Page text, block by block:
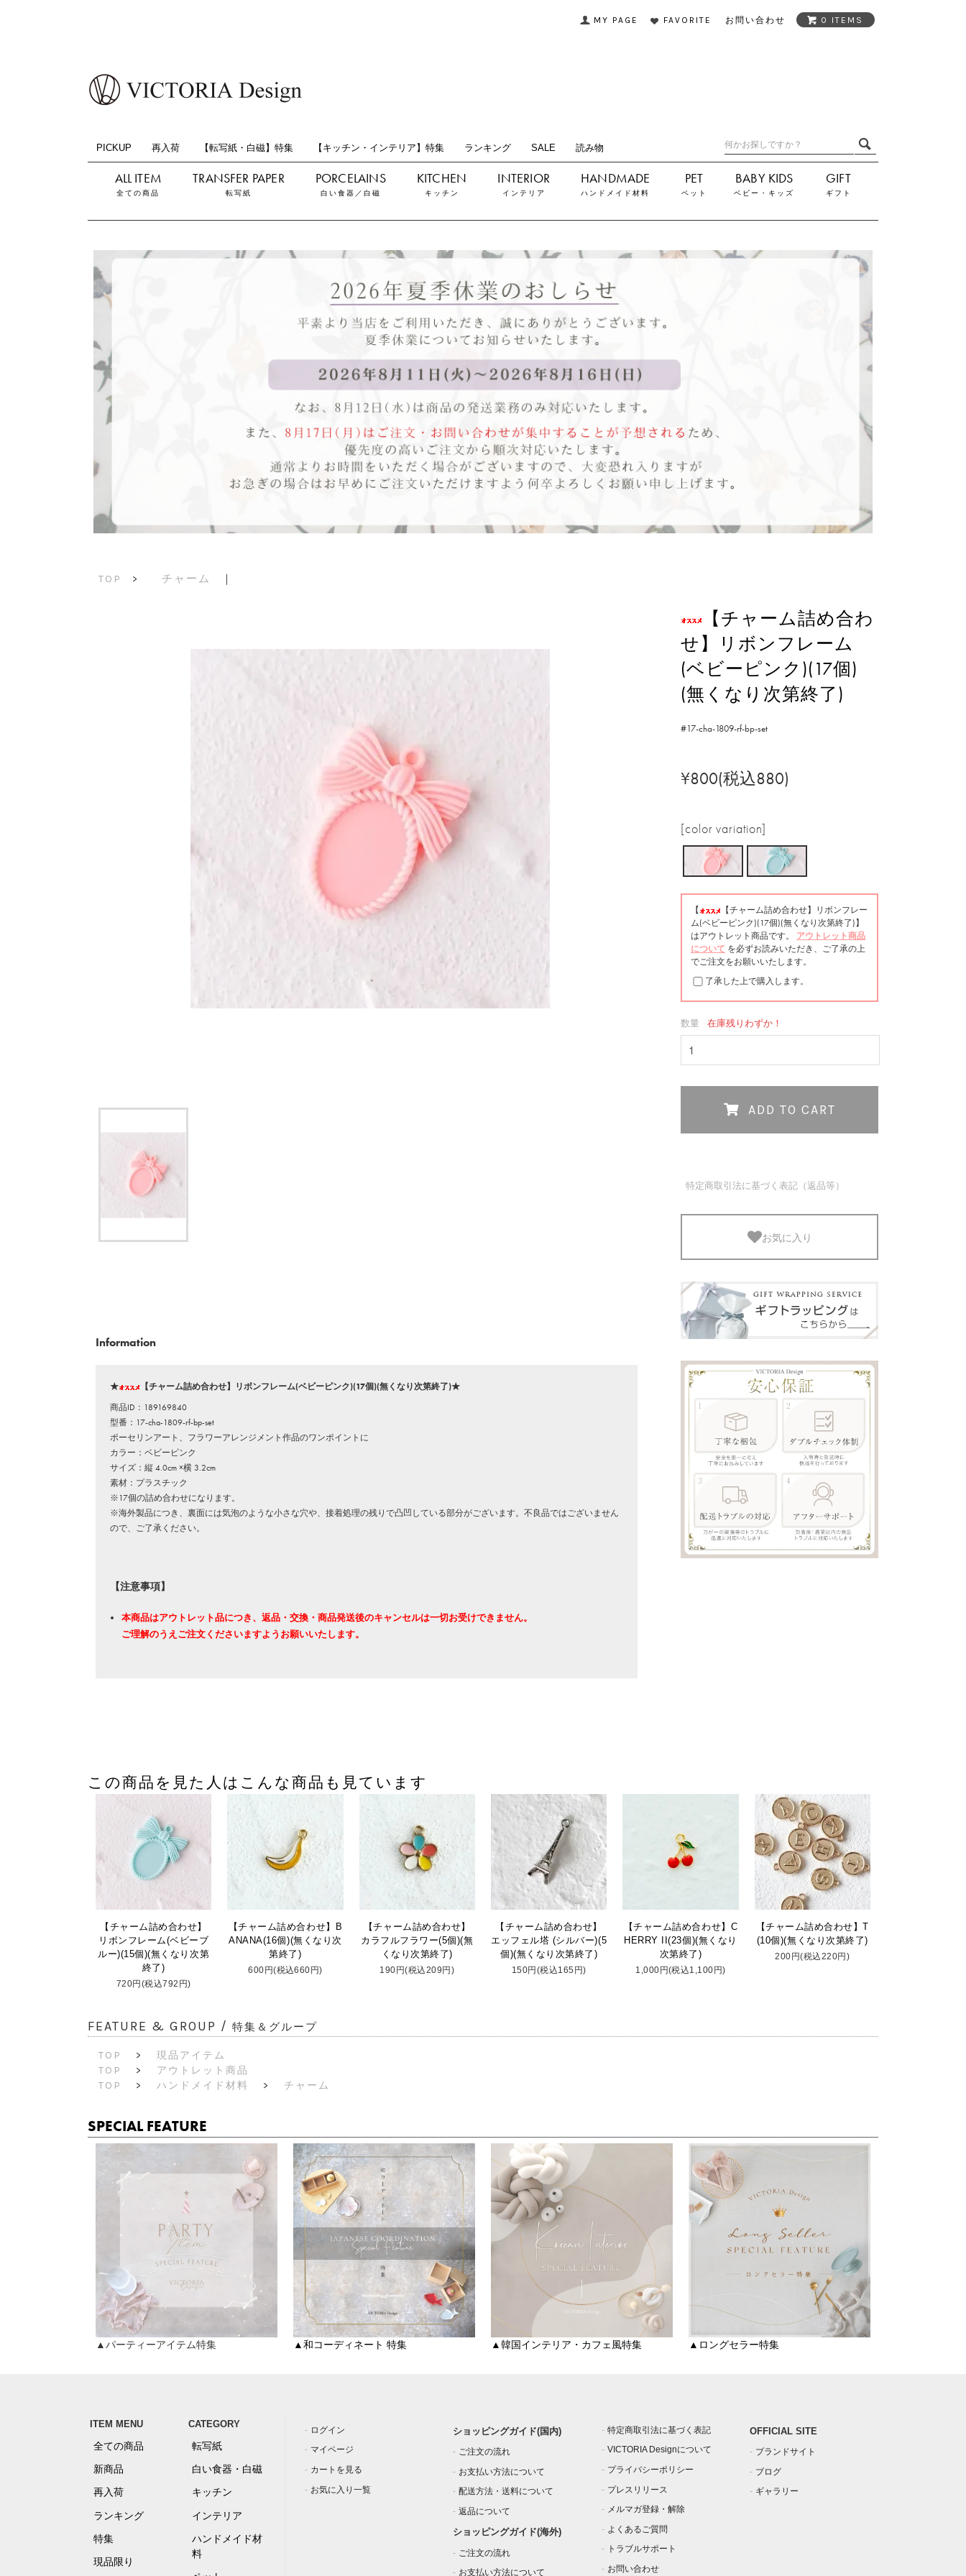
MY PAGE FAVORITE お問い合わせ 0 ITEMS
PICKUP 再入荷 【転写紙・白磁】特集 【キッチン・インテリア】特集 ランキング SALE 読み物
全ての商品 転写紙 白い食器／白磁 キッチン インテリア ハンドメイド材料 ペット ベビー・キッズ ギフト
TOP > チャーム ｜
Information
★
【チャーム詰め合わせ】リボンフレーム(ベビーピンク)(17個)(無くなり次第終了)★
商品ID：189169840
型番：17-cha-1809-rf-bp-set
ポーセリンアート、フラワーアレンジメント作品のワンポイントに
カラー：ベビーピンク
サイズ：縦 4.0cm ×横 3.2cm
素材：プラスチック
※17個の詰め合わせになります。
※海外製品につき、裏面には気泡のような小さな穴や、接着処理の残りで凸凹している部分がございます。不良品ではございません
ので、ご了承ください。
【注意事項】
本商品はアウトレット品につき、返品・交換・商品発送後のキャンセルは一切お受けできません。
ご理解のうえご注文くださいますようお願いいたします。
【チャーム詰め合わ
せ】リボンフレーム
(ベビーピンク)(17個)
(無くなり次第終了)
#17-cha-1809-rf-bp-set
¥800(税込880)
[color variation]
【
【チャーム詰め合わせ】リボンフレー
ム(ベビーピンク)(17個)(無くなり次第終了)】
はアウトレット商品です。 アウトレット商品
について を必ずお読みいただき、ご了承の上
でご注文をお願いいたします。
了承した上で購入します。
数量 在庫残りわずか！
ADD TO CART
特定商取引法に基づく表記（返品等）
お気に入り
この商品を見た人はこんな商品も見ています
【チャーム詰め合わせ】
リボンフレーム(ベビーブ
ルー)(15個)(無くなり次第
終了)
720円(税込792円)
【チャーム詰め合わせ】B
ANANA(16個)(無くなり次
第終了)
600円(税込660円)
【チャーム詰め合わせ】
カラフルフラワー(5個)(無
くなり次第終了)
190円(税込209円)
【チャーム詰め合わせ】
エッフェル塔 (シルバー)(5
個)(無くなり次第終了)
150円(税込165円)
【チャーム詰め合わせ】C
HERRY II(23個)(無くなり
次第終了)
1,000円(税込1,100円)
【チャーム詰め合わせ】T
(10個)(無くなり次第終了)
200円(税込220円)
FEATURE & GROUP / 特集＆グループ
TOP >
現品アイテム
TOP
>
アウトレット商品
TOP
> ハンドメイド材料 > チャーム
SPECIAL FEATURE
▲パーティーアイテム特集 ▲和コーディネート 特集 ▲韓国インテリア・カフェ風特集 ▲ロングセラー特集
ITEM MENU
全ての商品
新商品
再入荷
ランキング
特集
現品限り
CATEGORY
転写紙
白い食器・白磁
キッチン
インテリア
ハンドメイド材
料
ログイン
マイページ
カートを見る
お気に入り一覧
ショッピングガイド(国内)
ご注文の流れ
お支払い方法について
配送方法・送料について
返品について
ショッピングガイド(海外)
ご注文の流れ
お支払い方法について
特定商取引法に基づく表記
VICTORIA Designについて
プライバシーポリシー
プレスリリース
メルマガ登録・解除
よくあるご質問
トラブルサポート
お問い合わせ
OFFICIAL SITE
ブランドサイト
ブログ
ギャラリー